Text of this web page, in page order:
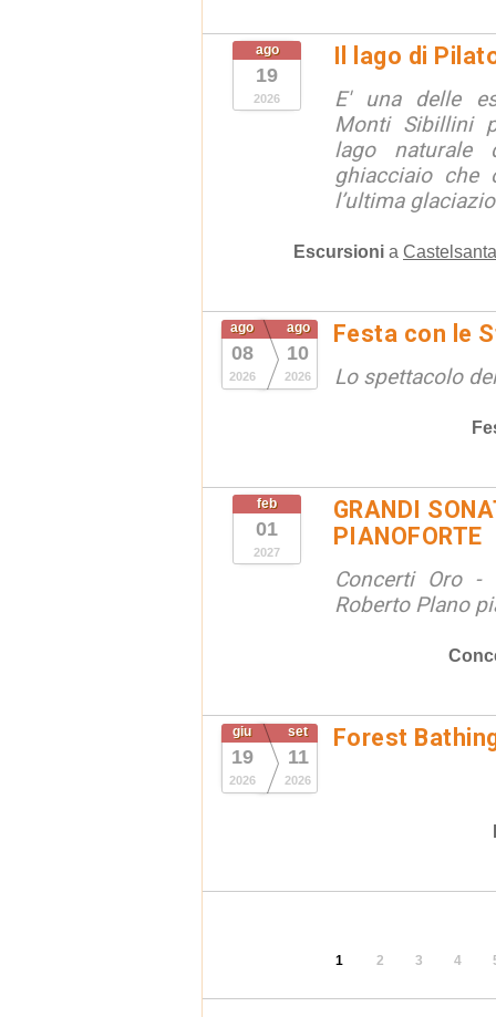
ago
19
2026
Il lago di
E' una delle
Monti Sibillini
lago naturale
ghiacciaio che
l’ultima
Escursioni a
ago
08
2026
ago
10
2026
Festa con le
Lo spettacolo
feb
01
2027
GRANDI
PIANOFORTE
Concerti Oro -
Roberto Plano
giu
19
2026
set
11
2026
Forest
1 2 3 4